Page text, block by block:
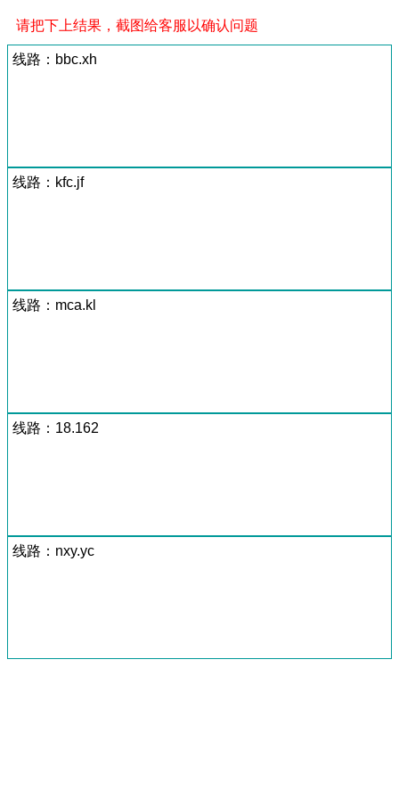
请把下上结果，截图给客服以确认问题
线路：bbc.xh
线路：kfc.jf
线路：mca.kl
线路：18.162
线路：nxy.yc